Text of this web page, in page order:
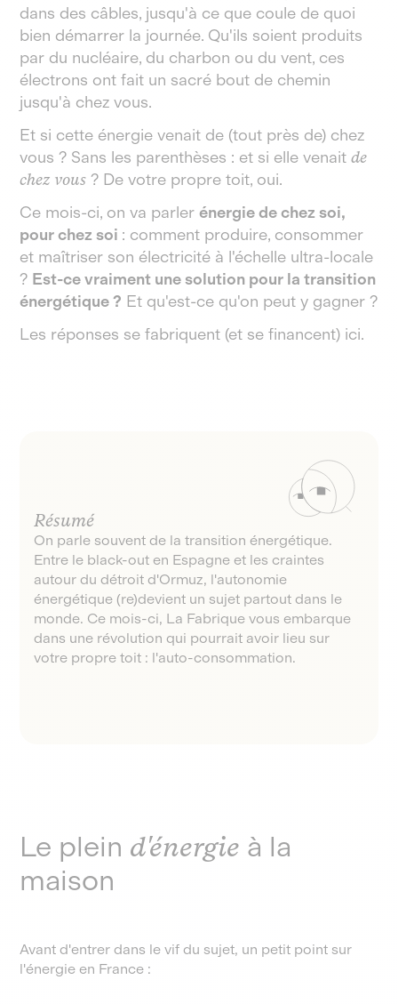
dans des câbles, jusqu'à ce que coule de quoi
bien démarrer la journée. Qu'ils soient produits
par du nucléaire, du charbon ou du vent, ces
électrons ont fait un sacré bout de chemin
jusqu'à chez vous.
Et si cette énergie venait de (tout près de) chez
vous ? Sans les parenthèses : et si elle venaitde
chez vous ? De votre propre toit, oui.
Ce mois-ci, on va parlerénergie de chez soi,
pour chez soi : comment produire, consommer
et maîtriser son électricité à l'échelle ultra-locale
? Est-ce vraiment une solution pour la transition
énergétique ? Et qu'est-ce qu'on peut y gagner ?
Les réponses se fabriquent (et se financent) ici.
Résumé
On parle souvent de la transition énergétique.
Entre le black-out en Espagne et les craintes
autour du détroit d'Ormuz, l'autonomie
énergétique (re)devient un sujet partout dans le
monde. Ce mois-ci, La Fabrique vous embarque
dans une révolution qui pourrait avoir lieu sur
votre propre toit : l'auto-consommation.
Le plein d'énergie à la
maison
Avant d'entrer dans le vif du sujet, un petit point sur
l'énergie en France :